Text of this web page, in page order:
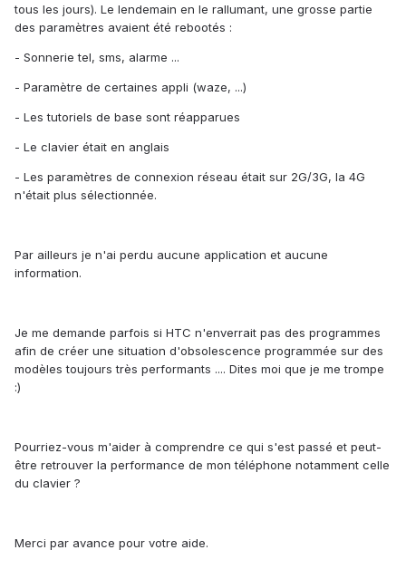
tous les jours). Le lendemain en le rallumant, une grosse partie
des paramètres avaient été rebootés :
- Sonnerie tel, sms, alarme ...
- Paramètre de certaines appli (waze, ...)
- Les tutoriels de base sont réapparues
- Le clavier était en anglais
- Les paramètres de connexion réseau était sur 2G/3G, la 4G
n'était plus sélectionnée.
Par ailleurs je n'ai perdu aucune application et aucune
information.
Je me demande parfois si HTC n'enverrait pas des programmes
afin de créer une situation d'obsolescence programmée sur des
modèles toujours très performants .... Dites moi que je me trompe
:)
Pourriez-vous m'aider à comprendre ce qui s'est passé et peut-
être retrouver la performance de mon téléphone notamment celle
du clavier ?
Merci par avance pour votre aide.